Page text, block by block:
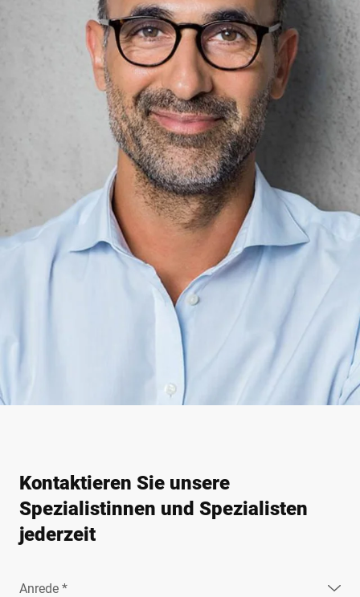
Kontaktieren Sie unsere
Spezialistinnen und Spezialisten
jederzeit
Anrede *